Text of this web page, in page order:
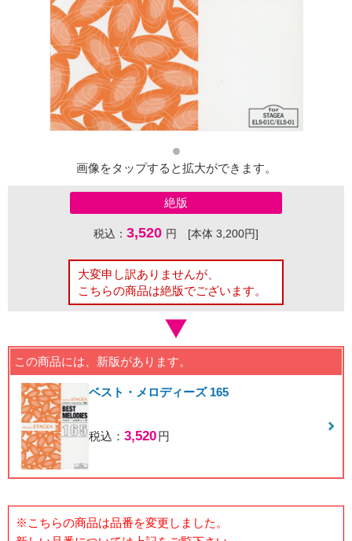
画像をタップすると拡大ができます。
絶版
税込： 3,520 円 [本体 3,200円]
大変申し訳ありませんが、
こちらの商品は絶版でございます。
この商品には、新版があります。
ベスト・メロディーズ 165
税込： 3,520円
※こちらの商品は品番を変更しました。